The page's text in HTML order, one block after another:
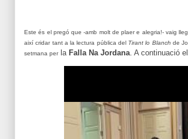
Este és el pregó que -amb molt de plaer e alegria!- vaig
així cridar tant a la lectura pública del Tirant lo Blanch de
setmana perla Falla Na Jordana. A continuació